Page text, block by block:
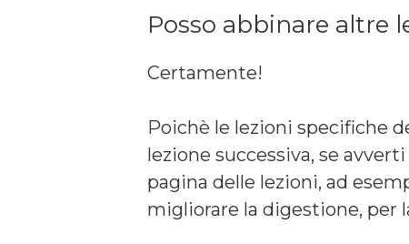
Posso abbinare altre
Certamente!
Poichè le lezioni specifiche
lezione successiva, se
pagina delle lezioni, ad
migliorare la digestione, per